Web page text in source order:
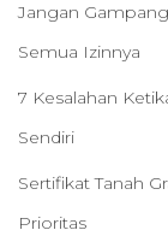
Jangan
Semua Izinnya
7 Kesalahan
Sendiri
Sertifikat Tanah
Prioritas